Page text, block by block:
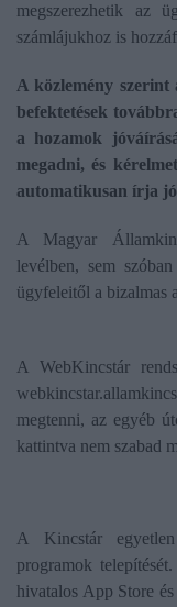
megszerezhetik az
számlájukhoz is
A közlemény
befektetések
a hozamok
megadni, és
automatikusan írja
A Magyar
levélben, sem
ügyfeleitől a bizalmas
A WebKincstár
megtenni, az egyéb
kattintva nem szabad
A Kincstár
programok
hivatalos App Store